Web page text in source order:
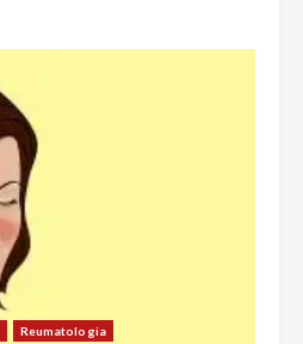
Reumatologia